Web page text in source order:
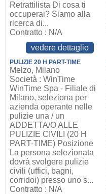
Retrattilista Di cosa ti
occuperai? Siamo alla
ricerca di...
Contratto : N/A
vedere dettaglio
PULIZIE 20 H PART-TIME
Melzo, Milano
Società : WinTime
WinTime Spa - Filiale di
Milano, seleziona per
azienda operante nelle
pulizie una / un
ADDETTA/O ALLE
PULIZIE CIVILI (20 H
PART-TIME) Posizione
La persona selezionata
dovrà svolgere pulizie
civili (uffici, bagni,
corridoi) presso uno s...
Contratto : N/A